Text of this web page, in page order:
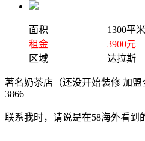
面积
1300平米
租金
3900元
区域
达拉斯
著名奶茶店（还没开始装修 加盟
3866
联系我时，请说是在58海外看到